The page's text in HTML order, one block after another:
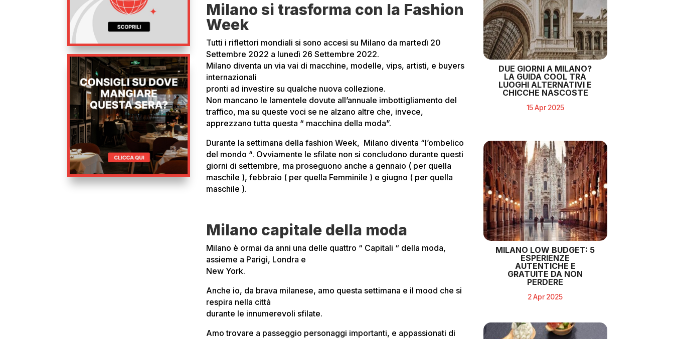
Milano si trasforma con la Fashion
Week
Tutti i riflettori mondiali si sono accesi su Milano da martedì 20
Settembre 2022 a lunedì 26 Settembre 2022.
Milano diventa un via vai di macchine, modelle, vips, artisti, e buyers
internazionali
pronti ad investire su qualche nuova collezione.
Non mancano le lamentele dovute all’annuale imbottigliamento del
traffico, ma su queste voci se ne alzano altre che, invece,
apprezzano tutta questa “ macchina della moda”.
Durante la settimana della fashion Week, Milano diventa “l’ombelico
del mondo “. Ovviamente le sfilate non si concludono durante questi
giorni di settembre, ma proseguono anche a gennaio ( per quella
maschile ), febbraio ( per quella Femminile ) e giugno ( per quella
maschile ).
Milano capitale della moda
Milano è ormai da anni una delle quattro “ Capitali “ della moda,
assieme a Parigi, Londra e
New York.
Anche io, da brava milanese, amo questa settimana e il mood che si
respira nella città
durante le innumerevoli sfilate.
Amo trovare a passeggio personaggi importanti, e appassionati di
DUE GIORNI A MILANO?
LA GUIDA COOL TRA
LUOGHI ALTERNATIVI E
CHICCHE NASCOSTE
15 Apr 2025
MILANO LOW BUDGET: 5
ESPERIENZE
AUTENTICHE E
GRATUITE DA NON
PERDERE
2 Apr 2025